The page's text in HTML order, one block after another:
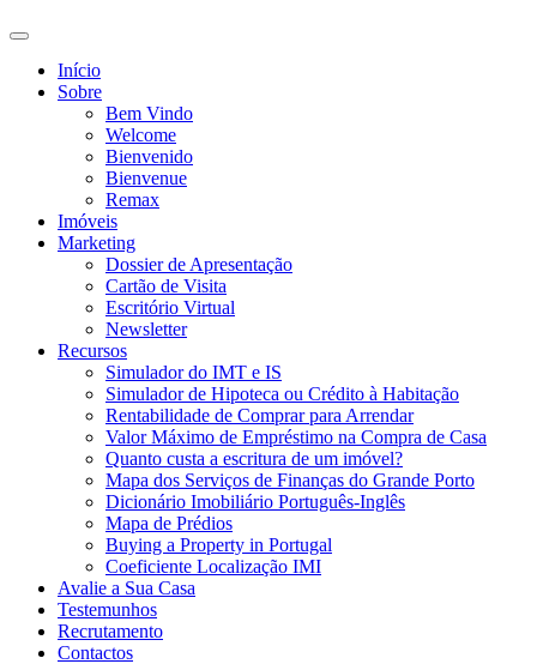
Toggle
search
field
Início
Sobre
Bem Vindo
Welcome
Bienvenido
Bienvenue
Remax
Imóveis
Marketing
Dossier de Apresentação
Cartão de Visita
Escritório Virtual
Newsletter
Recursos
Simulador do IMT e IS
Simulador de Hipoteca ou Crédito à Habitação
Rentabilidade de Comprar para Arrendar
Valor Máximo de Empréstimo na Compra de Casa
Quanto custa a escritura de um imóvel?
Mapa dos Serviços de Finanças do Grande Porto
Dicionário Imobiliário Português-Inglês
Mapa de Prédios
Buying a Property in Portugal
Coeficiente Localização IMI
Avalie a Sua Casa
Testemunhos
Recrutamento
Contactos